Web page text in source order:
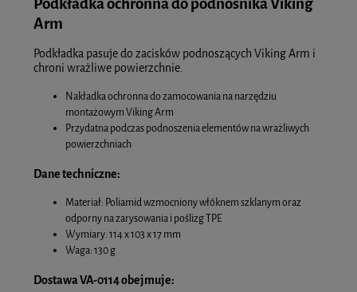
Arm
Podkładka pasuje do zacisków podnoszących Viking Arm i
chroni wrażliwe powierzchnie.
Nakładka ochronna do zamocowania na narzędziu
montażowym Viking Arm
Przydatna podczas podnoszenia elementów na wrażliwych
powierzchniach
Dane techniczne:
Materiał: Poliamid wzmocniony włóknem szklanym oraz
odporny na zarysowania i poślizg TPE
Wymiary: 114 x 103 x 17 mm
Waga: 130 g
Dostawa VA-0114 obejmuje: